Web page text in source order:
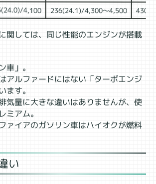
4,100 236(24.1)/4,300～4,500
関しては、同じ性能のエンジンが搭載
車」。
アルファードにはない「ターボエンジ
ます。
気量に大きな違いはありませんが、使
ミアム。
ァイアのガソリン車はハイオクが燃料
い